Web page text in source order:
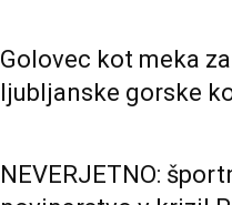
Golovec kot meka za
ljubljanske gorske
NEVERJETNO: